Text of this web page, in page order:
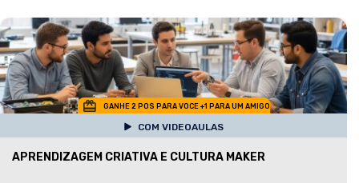
GANHE 2 POS PARA VOCE +1 PARA UM AMIGO
COM VIDEOAULAS
APRENDIZAGEM CRIATIVA E CULTURA MAKER